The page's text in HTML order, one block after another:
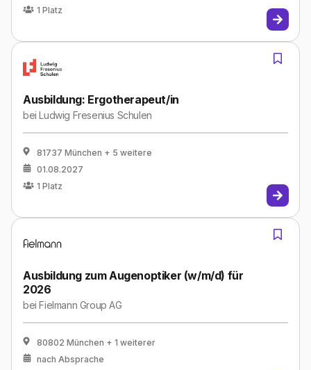
1 Platz
Ausbildung: Ergotherapeut/in
beiLudwig Fresenius Schulen
81737 München + 5 weitere
01.08.2027
1 Platz
Ausbildung zum Augenoptiker (w/m/d) für
2026
beiFielmann Group AG
80802 München + 1 weiterer
nach Absprache